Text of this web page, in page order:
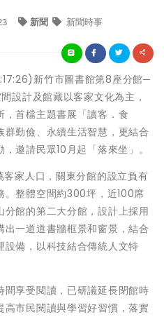
新聞 新聞時事
新竹市圖書館第8座分館─
設計及館藏以客家文化為主，
首檔主題書展「讀客．食
勤儉、永續生活智慧，更結合
邀請民眾10月起「落來坐」。
客家人口，關東分館的設立負有
。整體空間約300坪，近100席
館的第二大分館，設計上採用
一道道書牆框景和窗景，結合
備，以科技結合傳統人文特
享受閱讀，已研議延長閉館時
市民閱讀與學習好習慣，落實